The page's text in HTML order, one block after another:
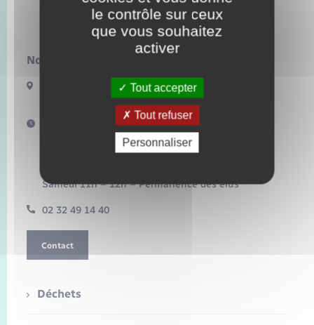
Voirie et espace public
Bacqueville
Nous contacter :
17 Bis Route de Bonnemare
27440 BACQUEVILLE
Horaires d'ouverture :
Mardi 16h – 18h30
Mercredi 10h – 12h
Samedi 11h – 12h – Permanence des élus
02 32 49 14 40
Contact
Déchets
le contrôle sur ceux
que vous souhaitez
activer
Tout accepter
Tout refuser
Personnaliser